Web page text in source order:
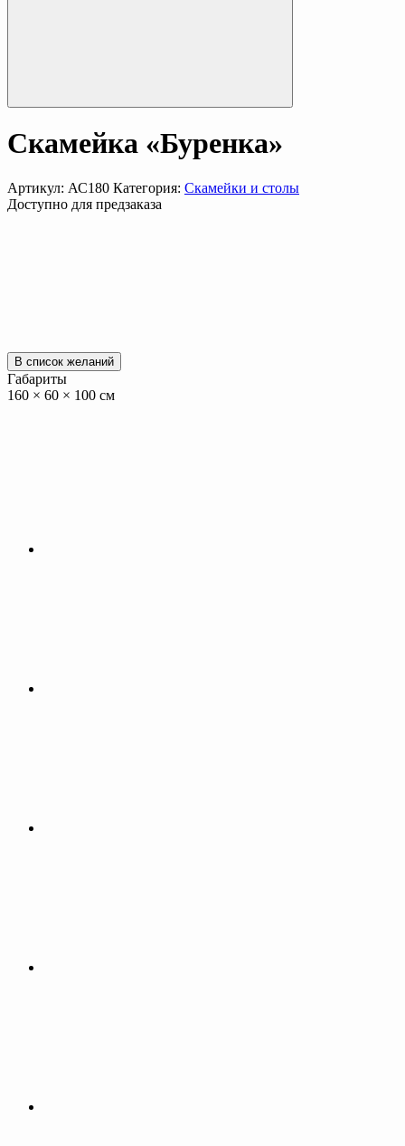
Скамейка «Буренка»
Артикул: АС180 Категория: Скамейки и столы
Доступно для предзаказа
В список желаний
Габариты
160 × 60 × 100 см